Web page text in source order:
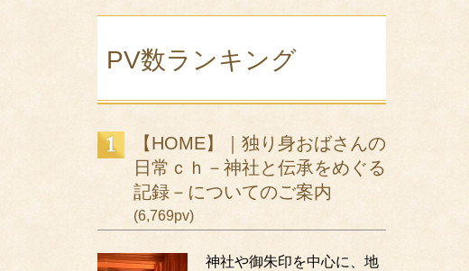
PV数ランキング
【HOME】｜独り身おばさんの
日常ｃｈ－神社と伝承をめぐる
記録－についてのご案内
(6,769pv)
神社や御朱印を中心に、地